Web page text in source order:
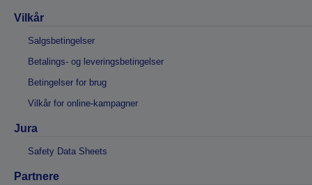
Vilkår
Salgsbetingelser
Betalings- og leveringsbetingelser
Betingelser for brug
Vilkår for online-kampagner
Jura
Safety Data Sheets
Partnere